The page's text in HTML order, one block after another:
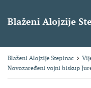
Blaženi Alojzije
Blaženi Alojzije Stepinac
Novozaređeni vojni biskup